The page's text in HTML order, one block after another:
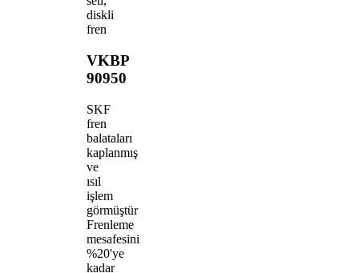
diskli
fren
VKBP
90950
SKF
fren
balataları
kaplanmış
ve
ısıl
işlem
görmüştür
Frenleme
mesafesini
%20'ye
kadar